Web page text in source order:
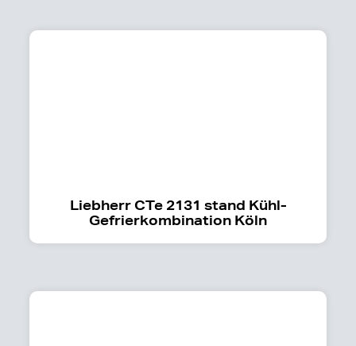
Liebherr CTe 2131 stand Kühl-
Gefrierkombination Köln